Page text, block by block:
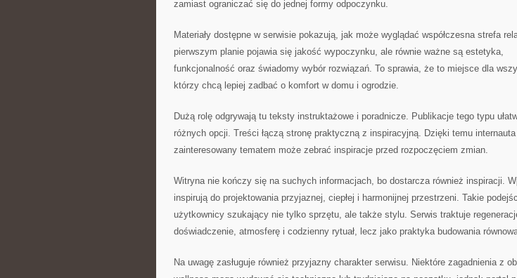
zamiast ograniczać się do jednej formy odpoczynku.
Materiały dostępne w serwisie pokazują, jak może wyglądać współczesna strefa
pierwszym planie pojawia się jakość wypoczynku, ale równie ważne są estetyka,
funkcjonalność oraz świadomy wybór rozwiązań. To sprawia, że to miejsce dla
którzy chcą lepiej zadbać o komfort w domu i ogrodzie.
Dużą rolę odgrywają tu teksty instruktażowe i poradnicze. Publikacje tego typu
różnych opcji. Treści łączą stronę praktyczną z inspiracyjną. Dzięki temu internauta
zainteresowany tematem może zebrać inspiracje przed rozpoczęciem zmian.
Witryna nie kończy się na suchych informacjach, bo dostarcza również inspiracji.
inspirują do projektowania przyjaznej, ciepłej i harmonijnej przestrzeni. Takie
użytkownicy szukający nie tylko sprzętu, ale także stylu. Serwis traktuje
doświadczenie, atmosferę i codzienny rytuał, lecz jako praktyka budowania
Na uwagę zasługuje również przyjazny charakter serwisu. Niektóre zagadnienia z